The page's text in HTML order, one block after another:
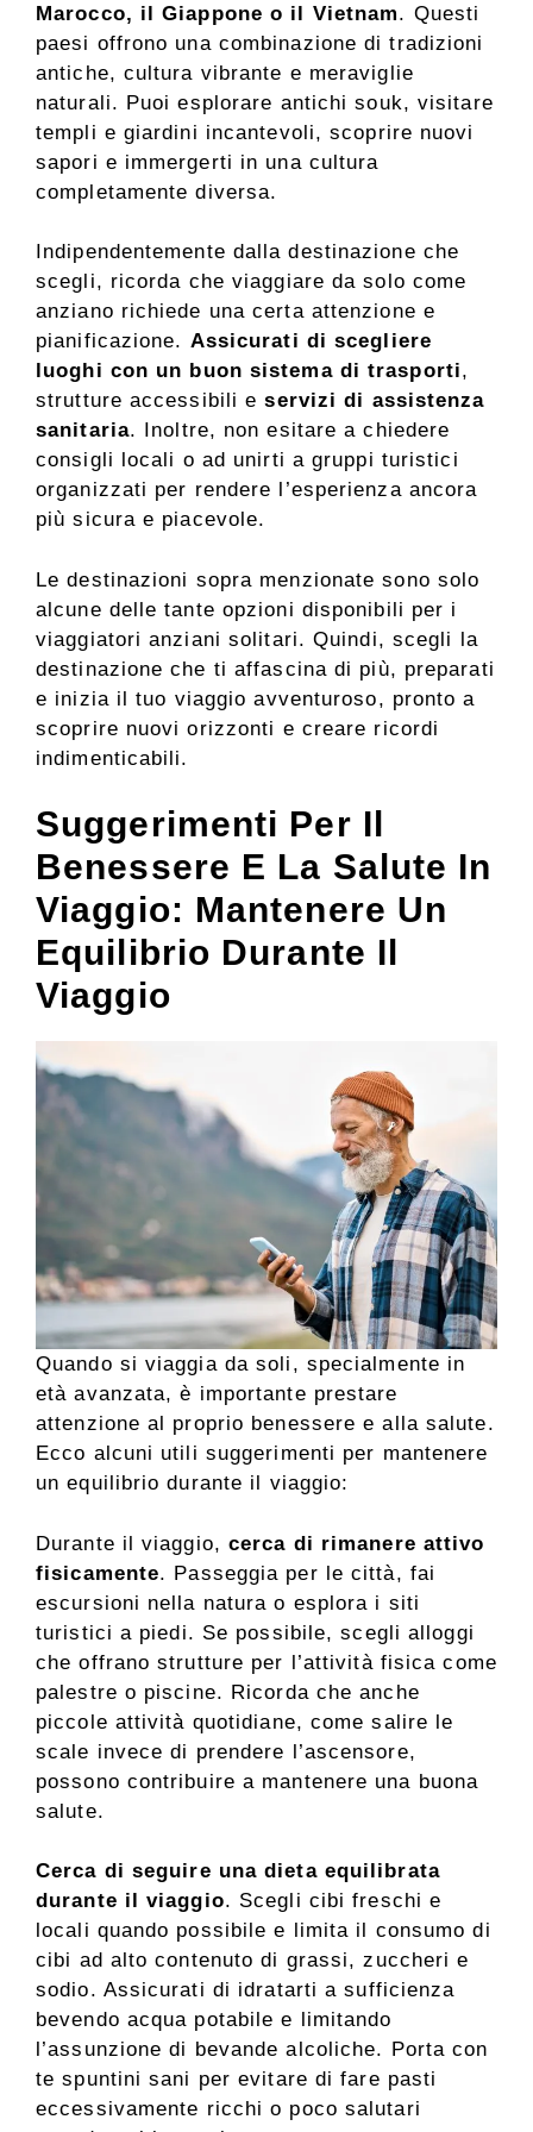
Marocco, il Giappone o il Vietnam. Questi
paesi offrono una combinazione di tradizioni
antiche, cultura vibrante e meraviglie
naturali. Puoi esplorare antichi souk, visitare
templi e giardini incantevoli, scoprire nuovi
sapori e immergerti in una cultura
completamente diversa.
Indipendentemente dalla destinazione che
scegli, ricorda che viaggiare da solo come
anziano richiede una certa attenzione e
pianificazione. Assicurati di scegliere
luoghi con un buon sistema di trasporti,
strutture accessibili e servizi di assistenza
sanitaria. Inoltre, non esitare a chiedere
consigli locali o ad unirti a gruppi turistici
organizzati per rendere l’esperienza ancora
più sicura e piacevole.
Le destinazioni sopra menzionate sono solo
alcune delle tante opzioni disponibili per i
viaggiatori anziani solitari. Quindi, scegli la
destinazione che ti affascina di più, preparati
e inizia il tuo viaggio avventuroso, pronto a
scoprire nuovi orizzonti e creare ricordi
indimenticabili.
Suggerimenti Per Il
Benessere E La Salute In
Viaggio: Mantenere Un
Equilibrio Durante Il
Viaggio
Quando si viaggia da soli, specialmente in
età avanzata, è importante prestare
attenzione al proprio benessere e alla salute.
Ecco alcuni utili suggerimenti per mantenere
un equilibrio durante il viaggio:
Durante il viaggio, cerca di rimanere attivo
fisicamente. Passeggia per le città, fai
escursioni nella natura o esplora i siti
turistici a piedi. Se possibile, scegli alloggi
che offrano strutture per l’attività fisica come
palestre o piscine. Ricorda che anche
piccole attività quotidiane, come salire le
scale invece di prendere l’ascensore,
possono contribuire a mantenere una buona
salute.
Cerca di seguire una dieta equilibrata
durante il viaggio. Scegli cibi freschi e
locali quando possibile e limita il consumo di
cibi ad alto contenuto di grassi, zuccheri e
sodio. Assicurati di idratarti a sufficienza
bevendo acqua potabile e limitando
l’assunzione di bevande alcoliche. Porta con
te spuntini sani per evitare di fare pasti
eccessivamente ricchi o poco salutari